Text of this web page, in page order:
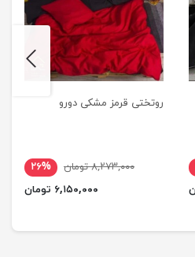
روتختی قرمز مشکی دورو
۸,۲۷۳,۰۰۰ تومان
۲۶%
۶,۱۵۰,۰۰۰ تومان